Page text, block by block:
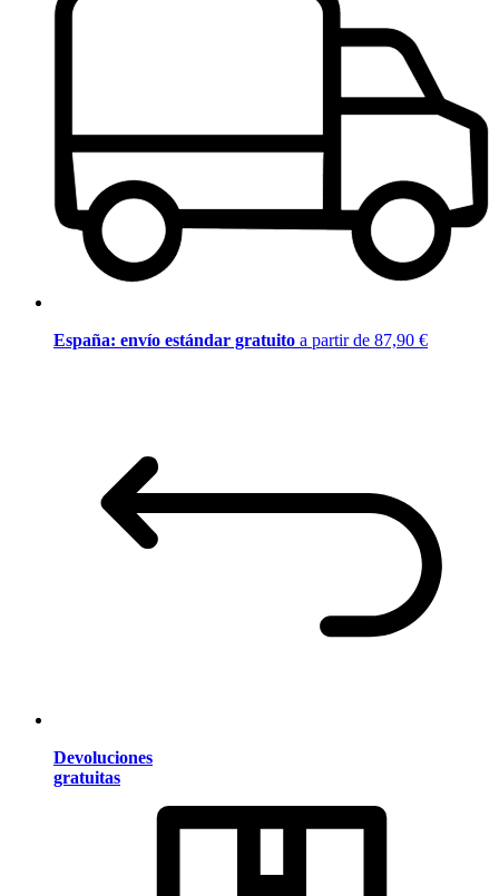
España: envío estándar gratuito a partir de 87,90 €
Devoluciones
gratuitas